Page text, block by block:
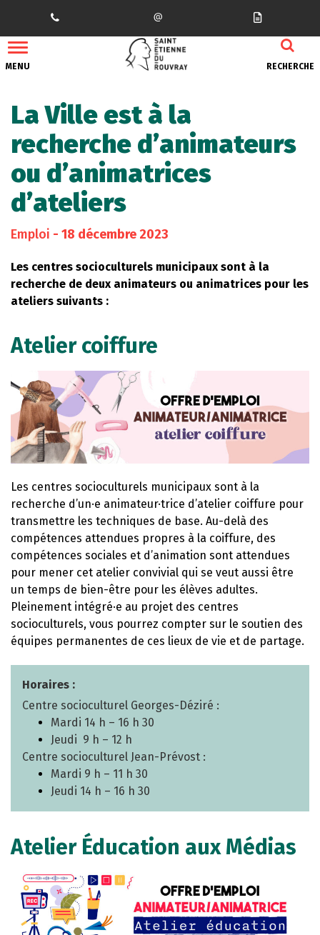
MENU RECHERCHE
La Ville est à la
recherche d’animateurs
ou d’animatrices
d’ateliers
Emploi - 18 décembre 2023
Les centres socioculturels municipaux sont à la
recherche de deux animateurs ou animatrices pour les
ateliers suivants :
Atelier coiffure
Les centres socioculturels municipaux sont à la
recherche d’un·e animateur·trice d’atelier coiffure pour
transmettre les techniques de base. Au-delà des
compétences attendues propres à la coiffure, des
compétences sociales et d’animation sont attendues
pour mener cet atelier convivial qui se veut aussi être
un temps de bien-être pour les élèves adultes.
Pleinement intégré·e au projet des centres
socioculturels, vous pourrez compter sur le soutien des
équipes permanentes de ces lieux de vie et de partage.
Horaires :
Centre socioculturel Georges-Déziré :
Mardi 14 h – 16 h 30
Jeudi 9 h – 12 h
Centre socioculturel Jean-Prévost :
Mardi 9 h – 11 h 30
Jeudi 14 h – 16 h 30
Atelier Éducation aux Médias